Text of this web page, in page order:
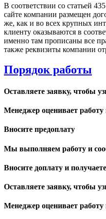
В соответствии со статьей
сайте компании размещен
же, как и во всех крупных
клиенту оказываются в
именно там прописаны все
также реквизиты компании
Порядок работы
Оставляете заявку, чтобы
Менеджер оценивает
Вносите предоплату
Мы выполняем работу и
Вносите доплату и
Оставляете заявку, чтобы
Менеджер оценивает